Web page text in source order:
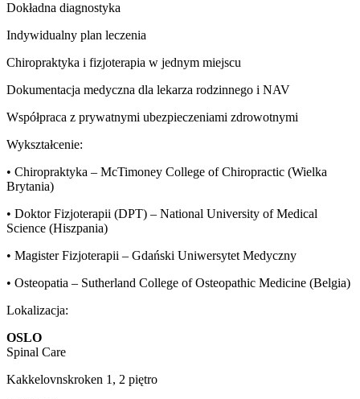
Dokładna diagnostyka
Indywidualny plan leczenia
Chiropraktyka i fizjoterapia w jednym miejscu
Dokumentacja medyczna dla lekarza rodzinnego i NAV
Współpraca z prywatnymi ubezpieczeniami zdrowotnymi
Wykształcenie:
• Chiropraktyka – McTimoney College of Chiropractic (Wielka
Brytania)
• Doktor Fizjoterapii (DPT) – National University of Medical
Science (Hiszpania)
• Magister Fizjoterapii – Gdański Uniwersytet Medyczny
• Osteopatia – Sutherland College of Osteopathic Medicine (Belgia)
Lokalizacja:
OSLO
Spinal Care
Kakkelovnskroken 1, 2 piętro